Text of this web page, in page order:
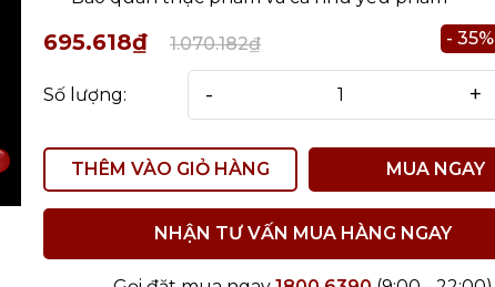
695.618₫ 1.070.182₫ - 35%
Số lượng: - +
THÊM VÀO GIỎ HÀNG MUA NGAY
NHẬN TƯ VẤN MUA HÀNG NGAY